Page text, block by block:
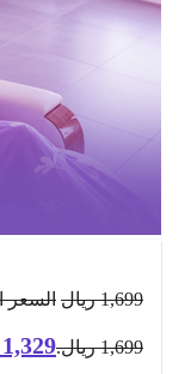
1,699 ريال السعر
1,699 ريال. 1,329